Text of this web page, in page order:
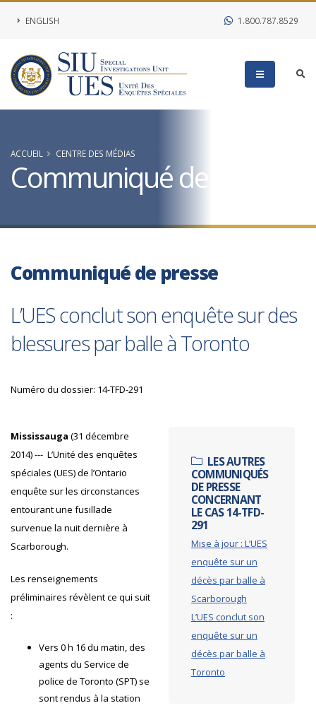
ENGLISH 1.800.787.8529
ACCUEIL CENTRE DES MÉDIAS
Communiqué de presse
Communiqué de presse
L’UES conclut son enquête sur des
blessures par balle à Toronto
Numéro du dossier: 14-TFD-291
LES AUTRES
COMMUNIQUÉS
DE PRESSE
CONCERNANT
LE CAS 14-TFD-
291
Mise à jour : L’UES
enquête sur un
décès par balle à
Scarborough
L’UES conclut son
enquête sur un
décès par balle à
Toronto
Mississauga (31 décembre
2014) --- L’Unité des enquêtes
spéciales (UES) de l’Ontario
enquête sur les circonstances
entourant une fusillade
survenue la nuit dernière à
Scarborough.
Les renseignements
préliminaires révèlent ce qui suit
:
Vers 0 h 16 du matin, des
agents du Service de
police de Toronto (SPT) se
sont rendus à la station